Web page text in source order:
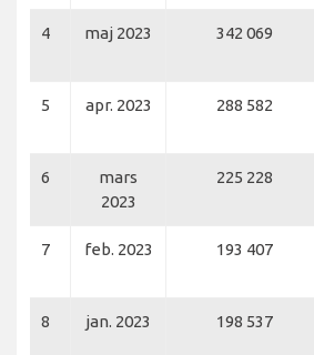
4 maj 2023 342 069
5 apr. 2023 288 582
6
mars
2023
225 228
7 feb. 2023 193 407
8 jan. 2023 198 537